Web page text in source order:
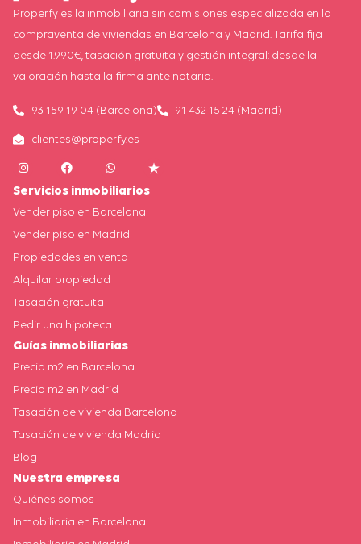
Properfy es la inmobiliaria sin comisiones especializada en la
compraventa de viviendas en Barcelona y Madrid. Tarifa fija
desde 1.990€, tasación gratuita y gestión integral: desde la
valoración hasta la firma ante notario.
93 159 19 04 (Barcelona) 91 432 15 24 (Madrid)
clientes@properfy.es
Servicios inmobiliarios
Vender piso en Barcelona
Vender piso en Madrid
Propiedades en venta
Alquilar propiedad
Tasación gratuita
Pedir una hipoteca
Guías inmobiliarias
Precio m2 en Barcelona
Precio m2 en Madrid
Tasación de vivienda Barcelona
Tasación de vivienda Madrid
Blog
Nuestra empresa
Quiénes somos
Inmobiliaria en Barcelona